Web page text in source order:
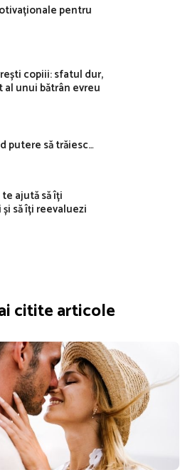
pentru
copiii: sfatul dur,
unui bătrân evreu
putere să trăiesc…
ajută să îți
să îți reevaluezi
citite articole